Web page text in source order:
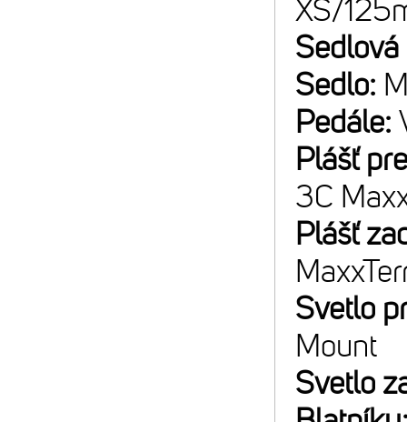
XS/
Sedlo:
Pedále:
Plášť
3C
Plášť
Svetlo
Mount
Svetlo